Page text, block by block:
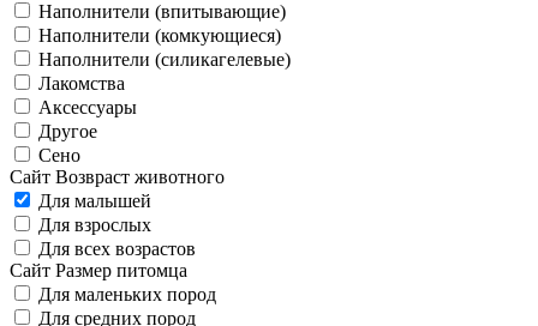
Наполнители (впитывающие)
Наполнители (комкующиеся)
Наполнители (силикагелевые)
Лакомства
Аксессуары
Другое
Сено
Сайт Возвраст животного
Для малышей
Для взрослых
Для всех возрастов
Сайт Размер питомца
Для маленьких пород
Для средних пород